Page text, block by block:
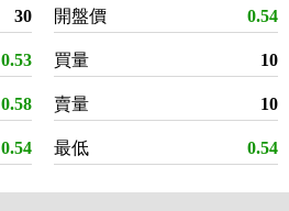
30
0.53
0.58
0.54
開盤價 0.54
買量 10
賣量 10
最低 0.54